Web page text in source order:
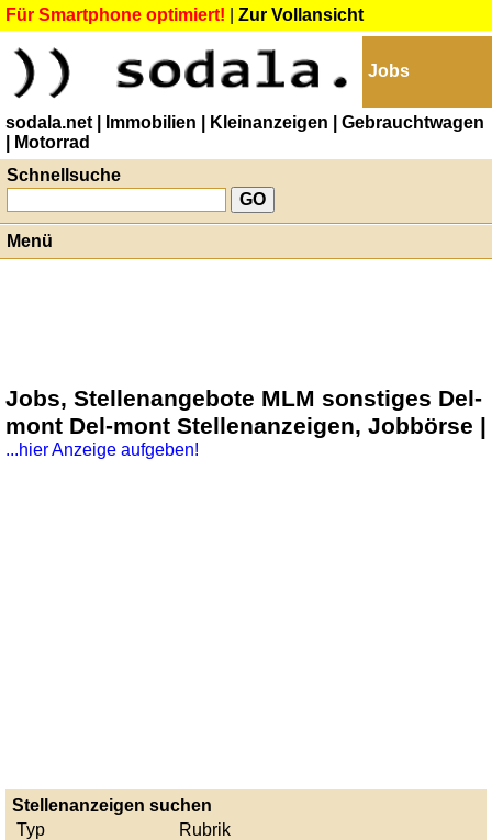
Für Smartphone optimiert! Zur Vollansicht
Jobs
sodala.net | Immobilien | Kleinanzeigen
| Gebrauchtwagen
| Motorrad
Schnellsuche
Menü
Jobs, Stellenangebote MLM sonstiges Del-
mont Del-mont Stellenanzeigen, Jobbörse |
...hier Anzeige aufgeben!
Stellenanzeigen suchen
Typ
Rubrik